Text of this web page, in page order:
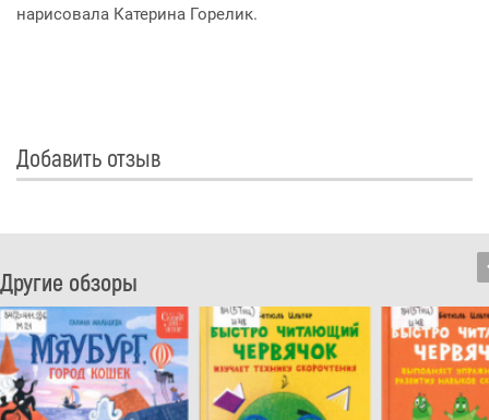
нарисовала Катерина Горелик.
Добавить отзыв
Другие обзоры